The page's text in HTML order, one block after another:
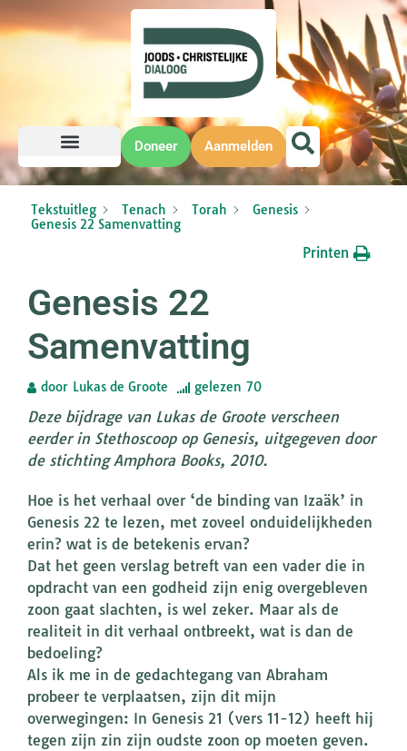
Doneer Aanmelden
Tekstuitleg Tenach Torah
Genesis
Genesis 22 Samenvatting
Printen
Genesis 22
Samenvatting
door Lukas de Groote gelezen 70
Deze bijdrage van Lukas de Groote verscheen
eerder in Stethoscoop op Genesis, uitgegeven door
de stichting Amphora Books, 2010.
Hoe is het verhaal over ‘de binding van Izaäk’ in
Genesis 22 te lezen, met zoveel onduidelijkheden
erin? wat is de betekenis ervan?
Dat het geen verslag betreft van een vader die in
opdracht van een godheid zijn enig overgebleven
zoon gaat slachten, is wel zeker. Maar als de
realiteit in dit verhaal ontbreekt, wat is dan de
bedoeling?
Als ik me in de gedachtegang van Abraham
probeer te verplaatsen, zijn dit mijn
overwegingen: In Genesis 21 (vers 11-12) heeft hij
tegen zijn zin zijn oudste zoon op moeten geven.